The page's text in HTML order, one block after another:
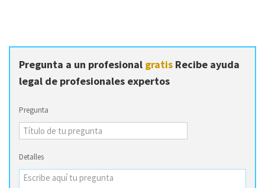
Pregunta a un profesional gratis Recibe ayuda
legal de profesionales expertos
Pregunta
Detalles